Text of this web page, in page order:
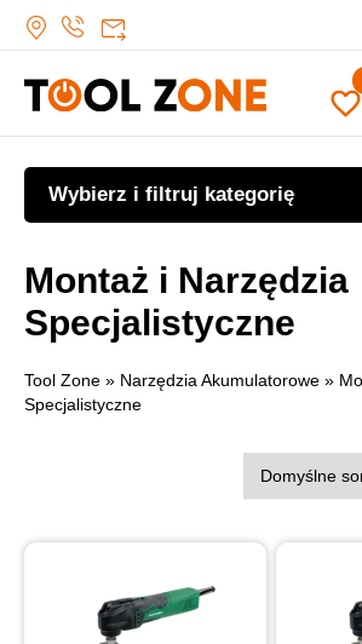
Wybierz i filtruj kategorię
Montaż i Narzędzia
Specjalistyczne
Tool Zone » Narzędzia Akumulatorowe »
Specjalistyczne